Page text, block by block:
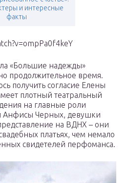
и интересные
факты
«Большие надежды»
продолжительное время.
получить согласие Елены
плотный театральный
на главные роли
Анфисы Черных, девушки
на ВДНХ – они
платьях, чем немало
свидетелей перфоманса.